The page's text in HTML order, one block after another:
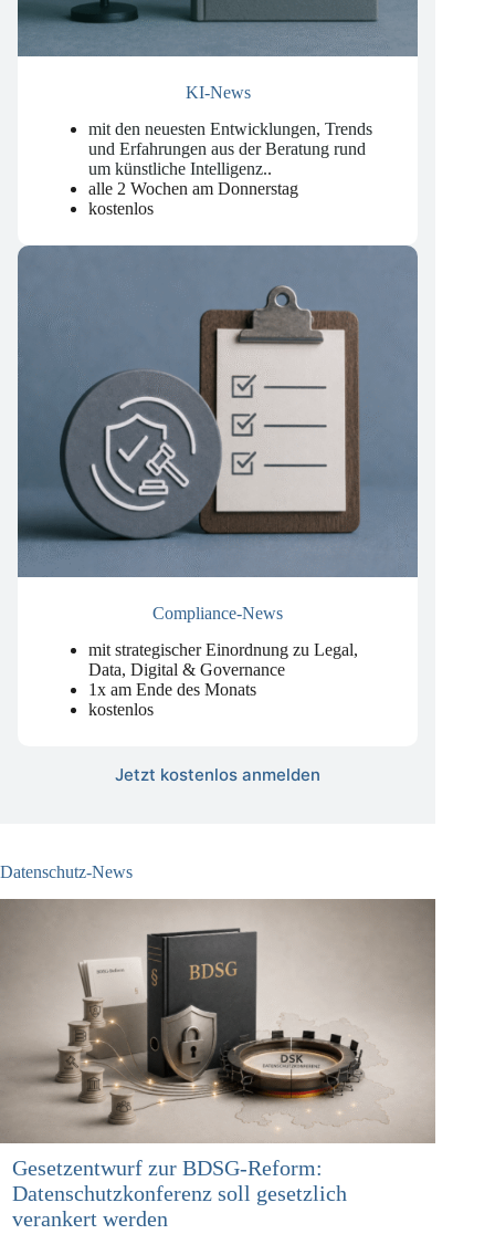
mit den neuesten Entwicklungen, Trends
und Erfahrungen aus der Beratung rund
um künstliche Intelligenz..
alle 2 Wochen am Donnerstag
mit strategischer Einordnung zu Legal,
Data, Digital & Governance
1x am Ende des Monats
Datenschutz-News
Gesetzentwurf zur BDSG-Reform:
Datenschutzkonferenz soll gesetzlich